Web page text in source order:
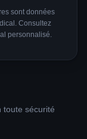
sont données
Consultez
personnalisé.
toute sécurité